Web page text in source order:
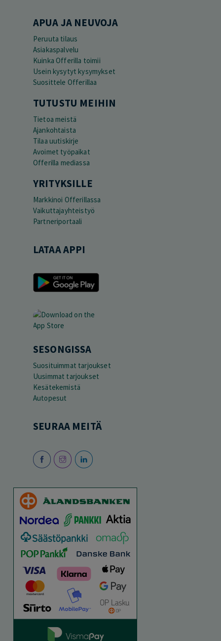
APUA JA NEUVOJA
Peruuta tilaus
Asiakaspalvelu
Kuinka Offerilla toimii
Usein kysytyt kysymykset
Suosittele Offerillaa
TUTUSTU MEIHIN
Tietoa meistä
Ajankohtaista
Tilaa uutiskirje
Avoimet työpaikat
Offerilla mediassa
YRITYKSILLE
Markkinoi Offerillassa
Vaikuttajayhteistyö
Partneriportaali
LATAA APPI
SESONGISSA
Suosituimmat tarjoukset
Uusimmat tarjoukset
Kesätekemistä
Autopesut
SEURAA MEITÄ